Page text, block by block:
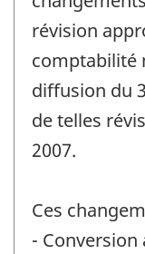
révision
comptabilité
diffusion du
de telles
2007.
Ces
-